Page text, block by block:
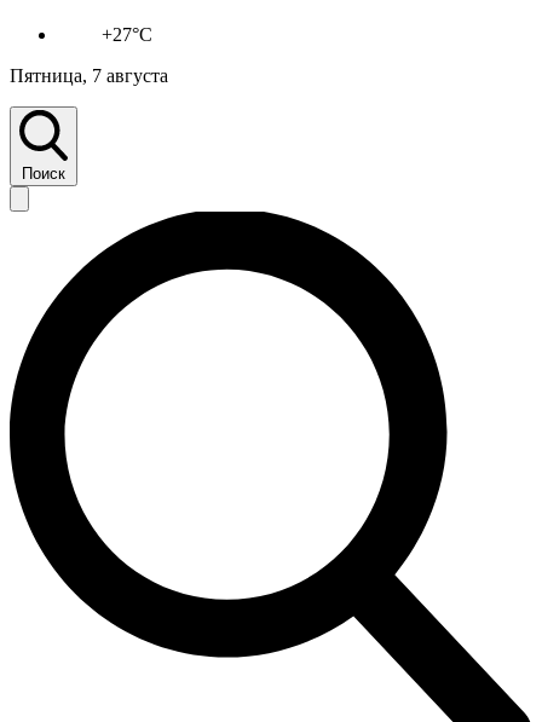
+27°C
Пятница, 7 августа
Поиск